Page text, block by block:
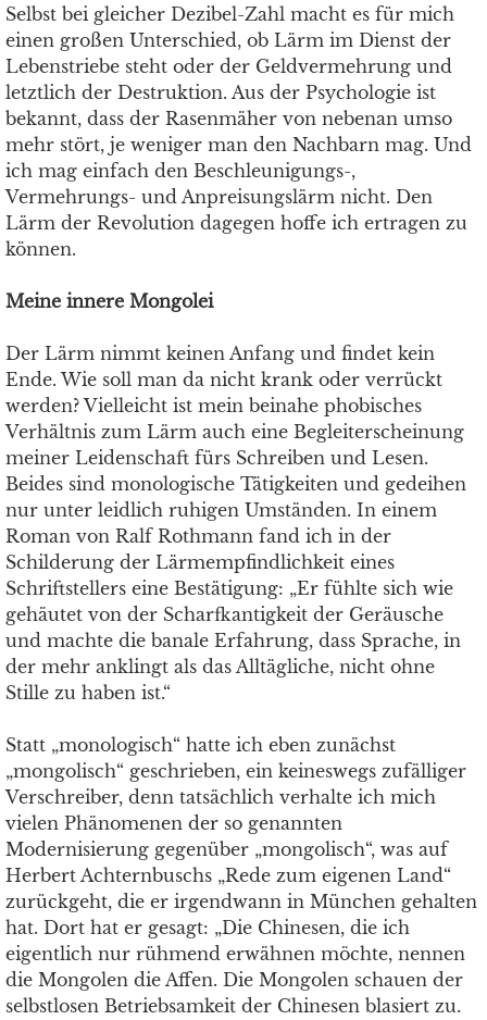
Selbst bei gleicher Dezibel-Zahl macht es für mich
einen großen Unterschied, ob Lärm im Dienst der
Lebenstriebe steht oder der Geldvermehrung und
letztlich der Destruktion. Aus der Psychologie ist
bekannt, dass der Rasenmäher von nebenan umso
mehr stört, je weniger man den Nachbarn mag. Und
ich mag einfach den Beschleunigungs-,
Vermehrungs- und Anpreisungslärm nicht. Den
Lärm der Revolution dagegen hoffe ich ertragen zu
können.
Meine innere Mongolei
Der Lärm nimmt keinen Anfang und findet kein
Ende. Wie soll man da nicht krank oder verrückt
werden? Vielleicht ist mein beinahe phobisches
Verhältnis zum Lärm auch eine Begleiterscheinung
meiner Leidenschaft fürs Schreiben und Lesen.
Beides sind monologische Tätigkeiten und gedeihen
nur unter leidlich ruhigen Umständen. In einem
Roman von Ralf Rothmann fand ich in der
Schilderung der Lärmempfindlichkeit eines
Schriftstellers eine Bestätigung: „Er fühlte sich wie
gehäutet von der Scharfkantigkeit der Geräusche
und machte die banale Erfahrung, dass Sprache, in
der mehr anklingt als das Alltägliche, nicht ohne
Stille zu haben ist.“
Statt „monologisch“ hatte ich eben zunächst
„mongolisch“ geschrieben, ein keineswegs zufälliger
Verschreiber, denn tatsächlich verhalte ich mich
vielen Phänomenen der so genannten
Modernisierung gegenüber „mongolisch“, was auf
Herbert Achternbuschs „Rede zum eigenen Land“
zurückgeht, die er irgendwann in München gehalten
hat. Dort hat er gesagt: „Die Chinesen, die ich
eigentlich nur rühmend erwähnen möchte, nennen
die Mongolen die Affen. Die Mongolen schauen der
selbstlosen Betriebsamkeit der Chinesen blasiert zu.